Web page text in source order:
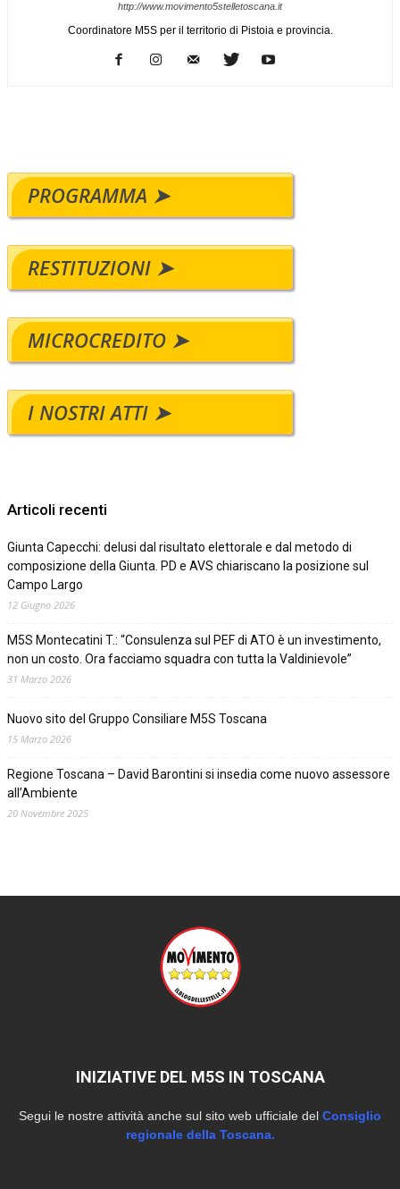
http://www.movimento5stelletoscana.it
Coordinatore M5S per il territorio di Pistoia e provincia.
PROGRAMMA ➤
RESTITUZIONI ➤
MICROCREDITO ➤
I NOSTRI ATTI ➤
Articoli recenti
Giunta Capecchi: delusi dal risultato elettorale e dal metodo di
composizione della Giunta. PD e AVS chiariscano la posizione sul
Campo Largo
12 Giugno 2026
M5S Montecatini T.: “Consulenza sul PEF di ATO è un investimento,
non un costo. Ora facciamo squadra con tutta la Valdinievole”
31 Marzo 2026
Nuovo sito del Gruppo Consiliare M5S Toscana
15 Marzo 2026
Regione Toscana – David Barontini si insedia come nuovo assessore
all’Ambiente
20 Novembre 2025
INIZIATIVE DEL M5S IN TOSCANA
Segui le nostre attività anche sul sito web ufficiale del Consiglio
regionale della Toscana.